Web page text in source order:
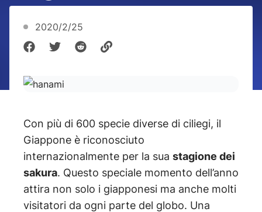
2020/2/25
Con più di 600 specie diverse di ciliegi, il
Giappone è riconosciuto
internazionalmente per la sua stagione dei
sakura. Questo speciale momento dell’anno
attira non solo i giapponesi ma anche molti
visitatori da ogni parte del globo. Una